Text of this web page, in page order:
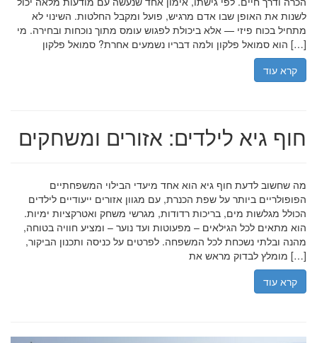
לשנות את האופן שבו אדם מרגיש, פועל ומקבל החלטות. השינוי לא
מתחיל בכוח פיזי — אלא ביכולת לפגוש עומס מתוך נוכחות ובחירה. מי
הוא סמואל פלקון ולמה דבריו נשמעים אחרת? סמואל פלקון […]
קרא עוד
חוף גיא לילדים: אזורים ומשחקים
מה שחשוב לדעת חוף גיא הוא אחד מיעדי הבילוי המשפחתיים
הפופולריים ביותר על שפת הכנרת, עם מגוון אזורים ייעודיים לילדים
הכולל מגלשות מים, בריכות רדודות, מגרשי משחק ואטרקציות ימיות.
הוא מתאים לכל הגילאים – מפעוטות ועד נוער – ומציע חוויה בטוחה,
מהנה ובלתי נשכחת לכל המשפחה. לפרטים על כניסה ותכנון הביקור,
מומלץ לבדוק מראש את […]
קרא עוד